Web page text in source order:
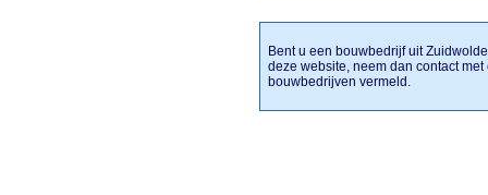
Bent u een bouwbedrijf uit
deze website, neem dan contact
bouwbedrijven vermeld.